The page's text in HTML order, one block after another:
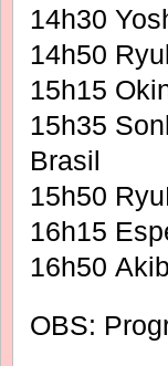
14h30
14h50
15h15
15h35
Brasil
15h50
16h15
16h50
OBS: